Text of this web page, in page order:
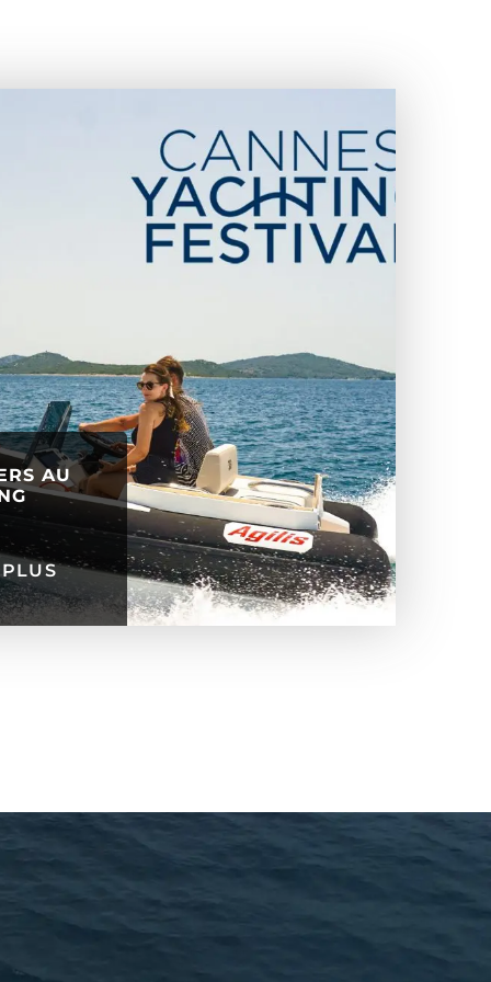
AU